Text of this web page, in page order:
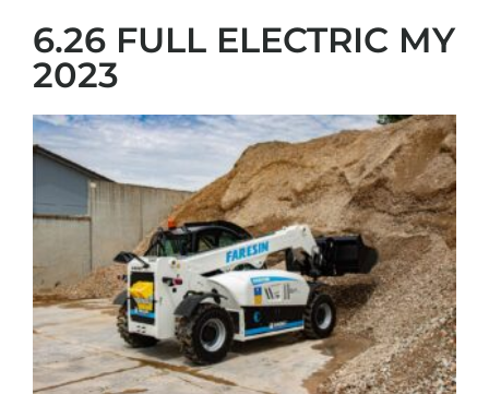
6.26 FULL ELECTRIC MY
2023